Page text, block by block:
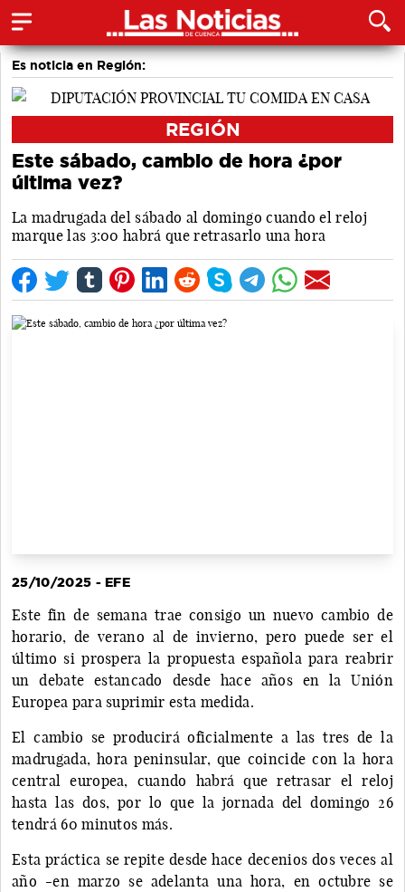
Es noticia en Región:
REGIÓN
Este sábado, cambio de hora ¿por
última vez?
La madrugada del sábado al domingo cuando el reloj
marque las 3:00 habrá que retrasarlo una hora
25/10/2025 - EFE
Este fin de semana trae consigo un nuevo cambio de
horario, de verano al de invierno, pero puede ser el
último si prospera la propuesta española para reabrir
un debate estancado desde hace años en la Unión
Europea para suprimir esta medida.
El cambio se producirá oficialmente a las tres de la
madrugada, hora peninsular, que coincide con la hora
central europea, cuando habrá que retrasar el reloj
hasta las dos, por lo que la jornada del domingo 26
tendrá 60 minutos más.
Esta práctica se repite desde hace decenios dos veces al
año -en marzo se adelanta una hora, en octubre se